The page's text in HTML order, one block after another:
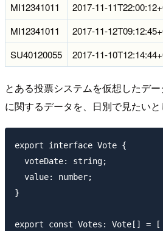
MI12341011
2017-11-
MI12341011
2017-11-
SU40120055
2017-11-
とある投票システムを仮想したデ
に関するデータを、日別で見たいと
export interface Vote {
  voteDate: string;
  value: number;
}
export const Votes: Vote[] = [